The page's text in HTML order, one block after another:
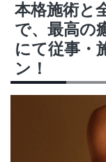
本格施術と
で、最高の
にて従事・
ン！